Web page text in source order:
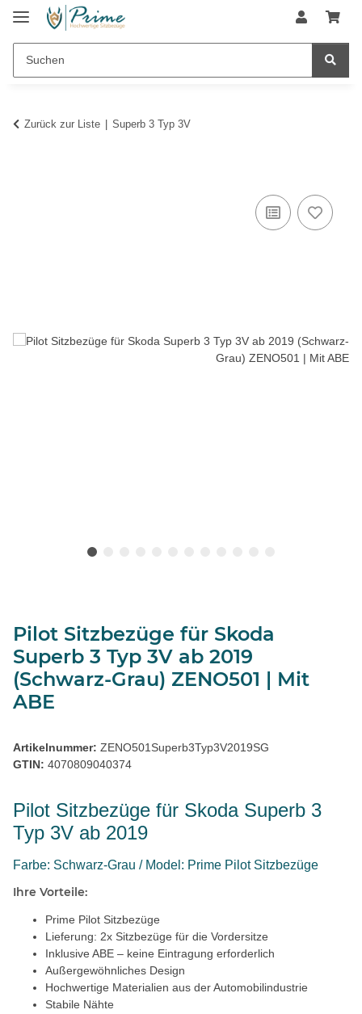
Zurück zur Liste Superb 3 Typ 3V
Pilot Sitzbezüge für Skoda
Superb 3 Typ 3V ab 2019
(Schwarz-Grau) ZENO501 | Mit
ABE
Artikelnummer: ZENO501Superb3Typ3V2019SG
GTIN: 4070809040374
Pilot Sitzbezüge für Skoda Superb 3
Typ 3V ab 2019
Farbe: Schwarz-Grau / Model: Prime Pilot Sitzbezüge
Ihre Vorteile:
Prime Pilot Sitzbezüge
Lieferung: 2x Sitzbezüge für die Vordersitze
Inklusive ABE – keine Eintragung erforderlich
Außergewöhnliches Design
Hochwertige Materialien aus der Automobilindustrie
Stabile Nähte